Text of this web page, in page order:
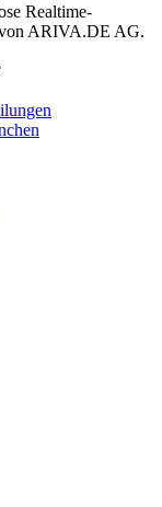
Realtime-
ARIVA.DE AG.